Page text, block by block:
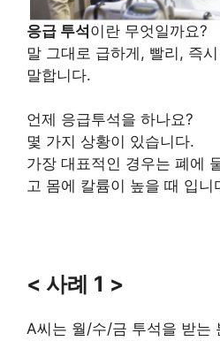
응급 투석이란 무엇일까요?
말 그대로 급하게, 빨리, 즉
말합니다.
언제 응급투석을 하나요?
몇 가지 상황이 있습니다.
가장 대표적인 경우는 폐에
고 몸에 칼륨이 높을 때 입니
< 사례 1 >
A씨는 월/수/금 투석을 받는